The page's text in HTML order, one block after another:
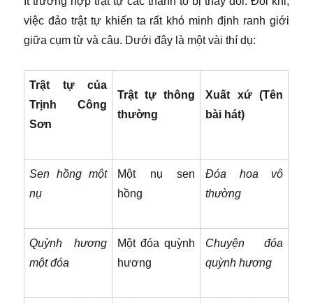
việc đảo trật tự khiến ta rất khó minh định ranh giới
giữa cụm từ và câu. Dưới đây là một vài thí dụ:
Trật tự của
Trịnh Công
Sơn
Trật tự thông
thường
Xuất xứ (Tên
bài hát)
Sen hồng một
nụ
Một nụ sen
hồng
Đóa hoa vô
thường
Quỳnh hương
một đóa
Một đóa quỳnh
hương
Chuyện đóa
quỳnh hương